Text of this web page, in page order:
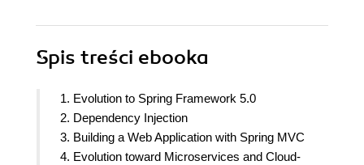
Spis treści ebooka
1. Evolution to Spring Framework 5.0
2. Dependency Injection
3. Building a Web Application with Spring MVC
4. Evolution toward Microservices and Cloud-